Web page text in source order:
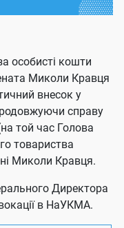
особисті кошти
Миколи Кравця
внесок у
справу
той час Голова
товариства
Миколи Кравця.
Директора
в НаУКМА.